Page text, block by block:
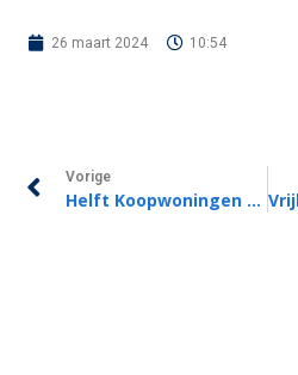
26 maart 2024 10:54
Vorige
Helft Koopwoningen Weer Boven De Vraagprijs Verkocht